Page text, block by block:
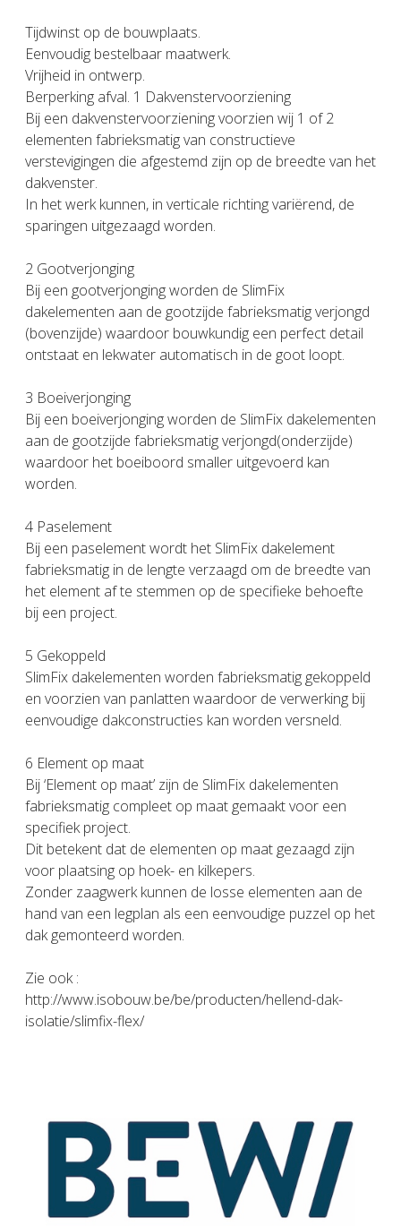
Tijdwinst op de bouwplaats.
Eenvoudig bestelbaar maatwerk.
Vrijheid in ontwerp.
Berperking afval. 1 Dakvenstervoorziening
Bij een dakvenstervoorziening voorzien wij 1 of 2
elementen fabrieksmatig van constructieve
verstevigingen die afgestemd zijn op de breedte van het
dakvenster.
In het werk kunnen, in verticale richting variërend, de
sparingen uitgezaagd worden.
2 Gootverjonging
Bij een gootverjonging worden de SlimFix
dakelementen aan de gootzijde fabrieksmatig verjongd
(bovenzijde) waardoor bouwkundig een perfect detail
ontstaat en lekwater automatisch in de goot loopt.
3 Boeiverjonging
Bij een boeiverjonging worden de SlimFix dakelementen
aan de gootzijde fabrieksmatig verjongd(onderzijde)
waardoor het boeiboord smaller uitgevoerd kan
worden.
4 Paselement
Bij een paselement wordt het SlimFix dakelement
fabrieksmatig in de lengte verzaagd om de breedte van
het element af te stemmen op de specifieke behoefte
bij een project.
5 Gekoppeld
SlimFix dakelementen worden fabrieksmatig gekoppeld
en voorzien van panlatten waardoor de verwerking bij
eenvoudige dakconstructies kan worden versneld.
6 Element op maat
Bij ‘Element op maat’ zijn de SlimFix dakelementen
fabrieksmatig compleet op maat gemaakt voor een
specifiek project.
Dit betekent dat de elementen op maat gezaagd zijn
voor plaatsing op hoek- en kilkepers.
Zonder zaagwerk kunnen de losse elementen aan de
hand van een legplan als een eenvoudige puzzel op het
dak gemonteerd worden.
Zie ook :
http://www.isobouw.be/be/producten/hellend-dak-
isolatie/slimfix-flex/